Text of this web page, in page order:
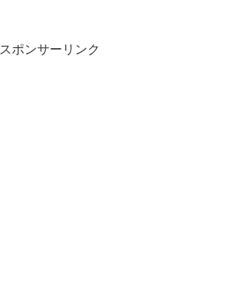
スポンサーリンク